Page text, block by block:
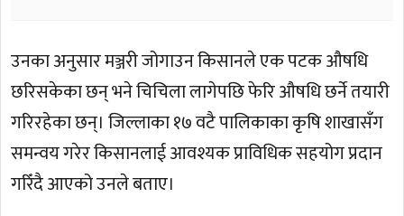
उनका अनुसार मञ्जरी जोगाउन किसानले एक पटक औषधि
छरिसकेका छन् भने चिचिला लागेपछि फेरि औषधि छर्ने तयारी
गरिरहेका छन्। जिल्लाका १७ वटै पालिकाका कृषि शाखासँग
समन्वय गरेर किसानलाई आवश्यक प्राविधिक सहयोग प्रदान
गरिँदै आएको उनले बताए।